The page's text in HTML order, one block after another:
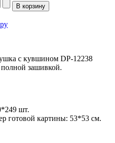
с кувшином DP-12238
зашивкой.
шт.
готовой картины: 53*53 см.